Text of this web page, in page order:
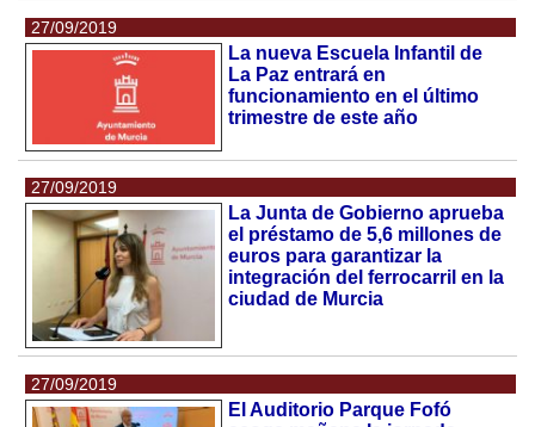
27/09/2019
La nueva Escuela Infantil de
La Paz entrará en
funcionamiento en el último
trimestre de este año
27/09/2019
La Junta de Gobierno aprueba
el préstamo de 5,6 millones de
euros para garantizar la
integración del ferrocarril en la
ciudad de Murcia
27/09/2019
El Auditorio Parque Fofó